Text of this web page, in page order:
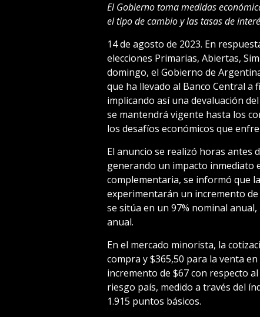
El Gobierno toma medidas
el tipo de cambio y las tasas de
14 de agosto de 2023. En
elecciones Primarias, Abiertas,
domingo, el Gobierno de
que ha llevado al Banco Central a
implicando así una devaluación
se mantendrá vigente hasta los
los desafíos económicos que
El anuncio se realizó horas antes
generando un impacto inmediato
complementaria, se informó que
experimentarán un incremento
se sitúa en un 97% nominal
anual.
En el mercado minorista, la
compra y $365,50 para la venta
incremento de $67 con respecto
riesgo país, medido a través del
1.915 puntos básicos.